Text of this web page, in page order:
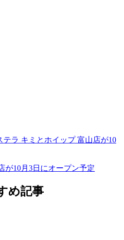
テラ キミとホイップ 富山店が10
が10月3日にオープン予定
め記事